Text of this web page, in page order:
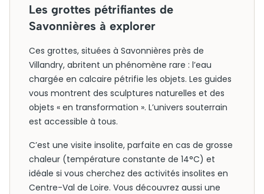
Les grottes pétrifiantes de
Savonnières à explorer
Ces grottes, situées à Savonnières près de
Villandry, abritent un phénomène rare : l’eau
chargée en calcaire pétrifie les objets. Les guides
vous montrent des sculptures naturelles et des
objets « en transformation ». L’univers souterrain
est accessible à tous.
C’est une visite insolite, parfaite en cas de grosse
chaleur (température constante de 14°C) et
idéale si vous cherchez des activités insolites en
Centre-Val de Loire. Vous découvrez aussi une